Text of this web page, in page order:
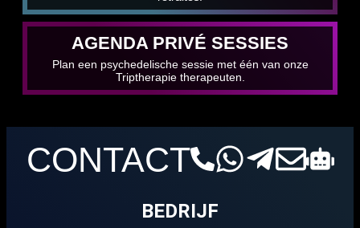
AGENDA PRIVÉ SESSIES
Plan een psychedelische sessie met één van onze
Triptherapie therapeuten.
CONTACT
BEDRIJF